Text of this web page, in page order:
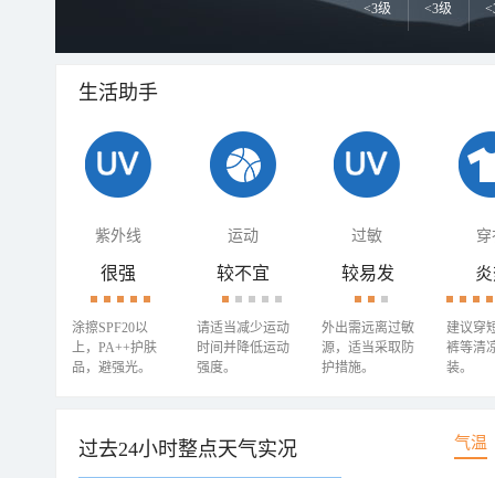
<3级 <3级
生活助手
紫外线 运动 过敏 穿
很强
涂擦SPF20以
上，PA++护肤
品，避强光。
较不宜
请适当减少运动
时间并降低运动
强度。
较易发
外出需远离过敏
源，适当采取防
护措施。
建议穿
裤等清
装。
过去24小时整点天气实况 气温